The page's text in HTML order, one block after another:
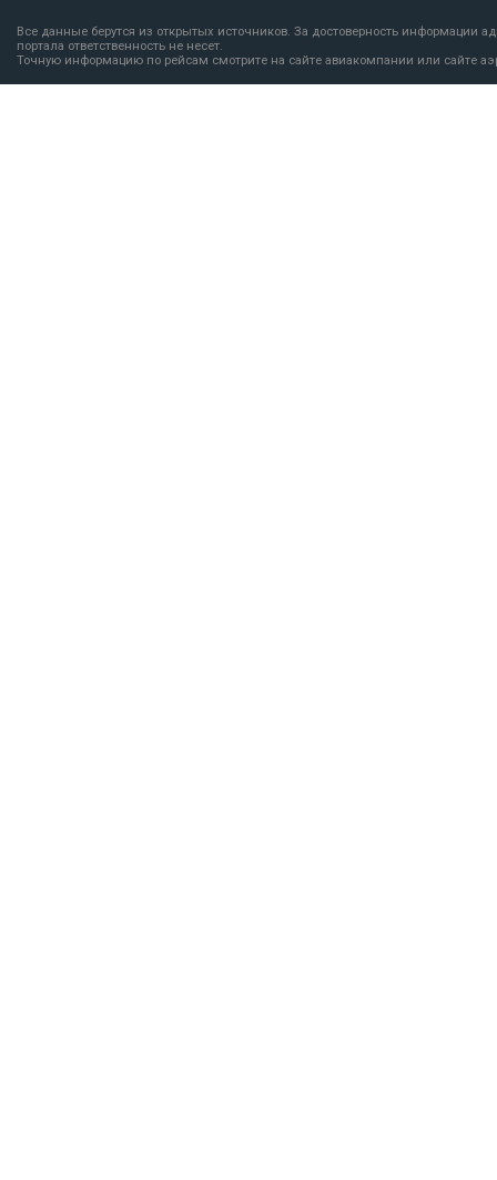
Все данные берутся из открытых источников. За достоверность информации
портала ответственность не несет.
Точную информацию по рейсам смотрите на сайте авиакомпании или сайте